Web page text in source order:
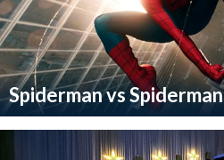
Spiderman vs Spiderman